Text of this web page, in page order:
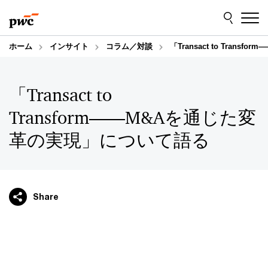
to
content
to
footer
ホーム インサイト コラム／対談 「Transact to
「Transact to
Transform――M&Aを通じた変
革の実現」について語る
Share